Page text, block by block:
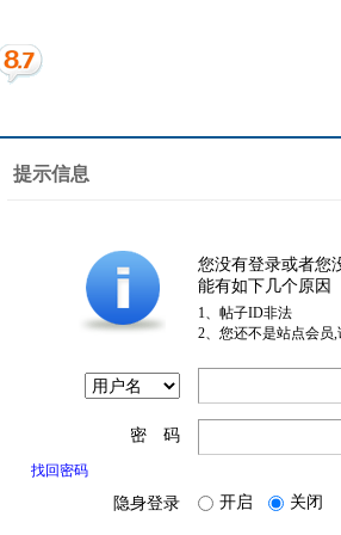
提示信息
您没有登录或者您
能有如下几个原因
1、帖子ID非法
2、您还不是站点会员
密 码
找回密码
隐身登录 开启 关闭